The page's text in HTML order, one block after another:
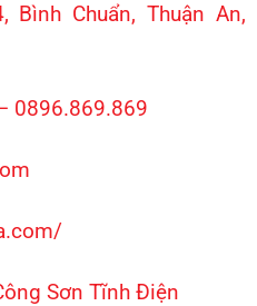
Chuẩn, Thuận An,
0896.869.869
Sơn Tĩnh Điện